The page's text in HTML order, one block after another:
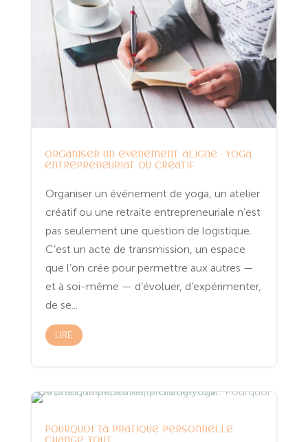
Organiser un événement aligné : yoga,
entrepreneuriat ou créatif
Organiser un événement de yoga, un atelier
créatif ou une retraite entrepreneuriale n’est
pas seulement une question de logistique.
C’est un acte de transmission, un espace
que l’on crée pour permettre aux autres —
et à soi-même — d’évoluer, d’expérimenter,
de se...
LIRE
Pourquoi ta pratique personnelle